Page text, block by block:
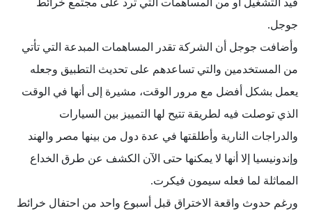
جوجل.
وأضافت جوجل أن الشركة تقدر المساهمات المبدعة التي تأتي
من المستخدمين والتي تساعدهم على تحديث التطبيق وجعله
يعمل بشكل أفضل مع مرور الوقت، مشيرة إلى أنها في الوقت
الذي توصلت فيه لطريقة تتيح لها التمييز بين السيارات
والدراجات النارية وأطلقتها في عدة دول من بينها مصر والهند
وإندونيسيا إلا أنها لا يمكنها حتى الآن الكشف عن طرق الخداع
المماثلة لما فعله سيمون فيكرت.
ورغم حدوث واقعة الاختراق قبل أسبوع واحد من احتفال خرائط